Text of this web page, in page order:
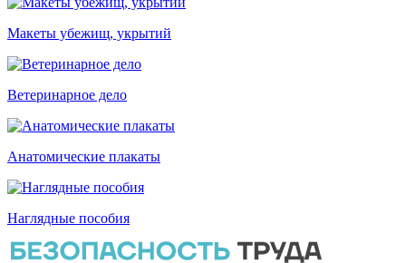
Макеты убежищ, укрытий
Ветеринарное дело
Анатомические плакаты
Наглядные пособия